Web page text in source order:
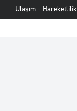
Ulaşım – Hareketlilik